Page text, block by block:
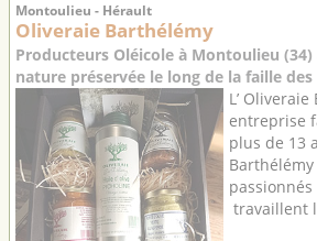
Montoulieu - Hérault
Oliveraie Barthélémy
Producteurs Oléicole à Montoulieu
nature préservée le long de la faille des
L’
entreprise
plus de 13
travaillent